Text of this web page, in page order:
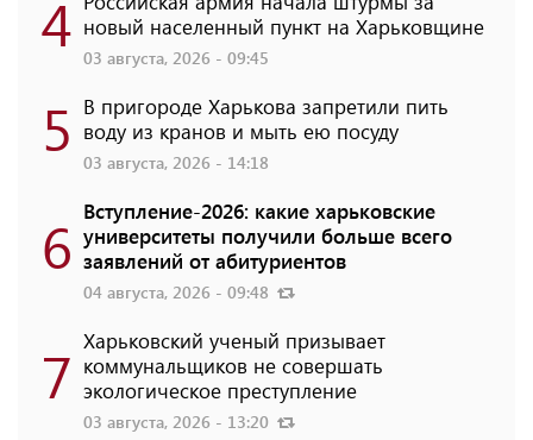
4 новый населенный пункт на Харьковщине
03 августа, 2026 - 09:45
5 В пригороде Харькова запретили пить
воду из кранов и мыть ею посуду
03 августа, 2026 - 14:18
6 Вступление-2026: какие харьковские
университеты получили больше всего
заявлений от абитуриентов
04 августа, 2026 - 09:48
7 Харьковский ученый призывает
коммунальщиков не совершать
экологическое преступление
03 августа, 2026 - 13:20